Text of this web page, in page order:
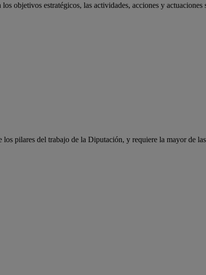
objetivos estratégicos, las actividades, acciones y
pilares del trabajo de la Diputación, y requiere la mayor de